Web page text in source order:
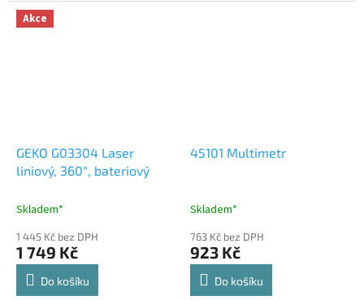
Akce
GEKO G03304 Laser
liniový, 360°, bateriový
Skladem*
1 445 Kč bez DPH
1 749 Kč
Do košíku
45101 Multimetr
Skladem*
763 Kč bez DPH
923 Kč
Do košíku